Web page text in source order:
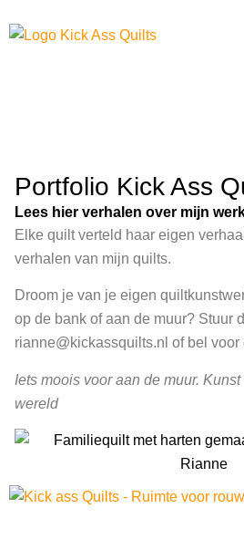
Portfolio Kick Ass
Lees hier verhalen over mijn
Elke quilt verteld haar eigen
verhalen van mijn quilts.
Droom je van je eigen
op de bank of aan de muur? Stuur
rianne@kickassquilts.nl of bel
Iets moois voor aan de muur.
wereld